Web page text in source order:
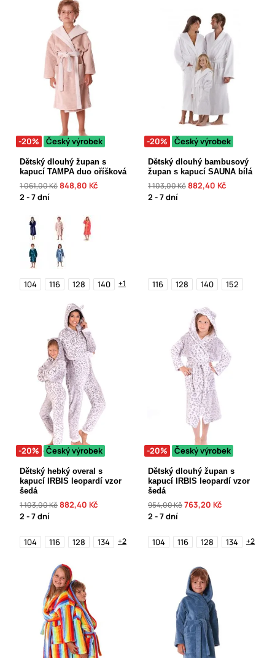
-20% Český výrobek
Dětský dlouhý župan s
kapucí TAMPA duo oříšková
1 061,00 Kč848,80 Kč
2 - 7 dní
104 116 128 140 +1
-20% Český výrobek
Dětský dlouhý bambusový
župan s kapucí SAUNA bílá
1 103,00 Kč882,40 Kč
2 - 7 dní
116 128 140 152
-20% Český výrobek
Dětský hebký overal s
kapucí IRBIS leopardí vzor
šedá
1 103,00 Kč882,40 Kč
2 - 7 dní
104 116 128 134 +2
-20% Český výrobek
Dětský dlouhý župan s
kapucí IRBIS leopardí vzor
šedá
954,00 Kč763,20 Kč
2 - 7 dní
104 116 128 134 +2